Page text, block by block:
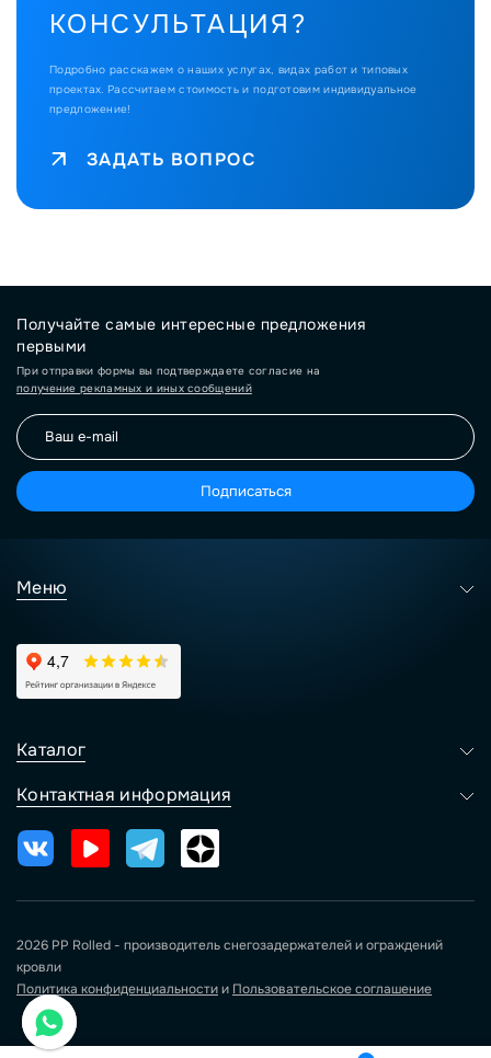
КОНСУЛЬТАЦИЯ?
Подробно расскажем о наших услугах, видах работ и типовых
проектах. Рассчитаем стоимость и подготовим индивидуальное
предложение!
ЗАДАТЬ ВОПРОС
Получайте самые интересные предложения
первыми
При отправки формы вы подтверждаете согласие на
получение рекламных и иных сообщений
Подписаться
Меню
Каталог
Контактная информация
2026 PP Rolled - производитель снегозадержателей и ограждений
кровли
Политика конфиденциальностии Пользовательское соглашение